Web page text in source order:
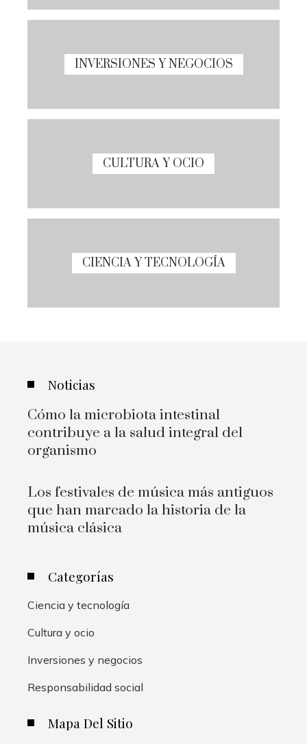
INVERSIONES Y NEGOCIOS
CULTURA Y OCIO
CIENCIA Y TECNOLOGÍA
Noticias
Cómo la microbiota intestinal
contribuye a la salud integral del
organismo
Los festivales de música más antiguos
que han marcado la historia de la
música clásica
Categorías
Ciencia y tecnología
Cultura y ocio
Inversiones y negocios
Responsabilidad social
Mapa Del Sitio